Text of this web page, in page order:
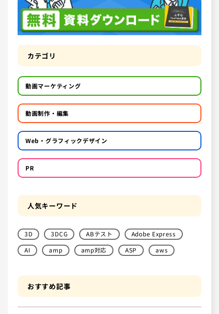
カテゴリ
動画マーケティング
動画制作・編集
Web・グラフィックデザイン
PR
人気キーワード
3D 3DCG ABテスト
Adobe Express
AI
amp amp対応 ASP aws
おすすめ記事